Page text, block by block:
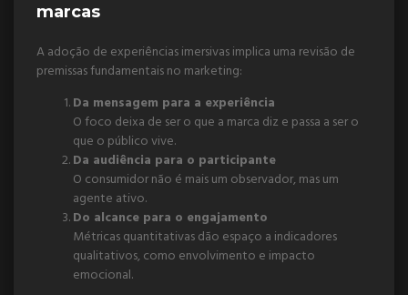
marcas
A adoção de experiências imersivas implica uma revisão de
premissas fundamentais no marketing:
Da mensagem para a experiência
O foco deixa de ser o que a marca diz e passa a ser o
que o público vive.
Da audiência para o participante
O consumidor não é mais um observador, mas um
agente ativo.
Do alcance para o engajamento
Métricas quantitativas dão espaço a indicadores
qualitativos, como envolvimento e impacto
emocional.